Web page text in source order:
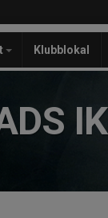
Klubblokal
IK